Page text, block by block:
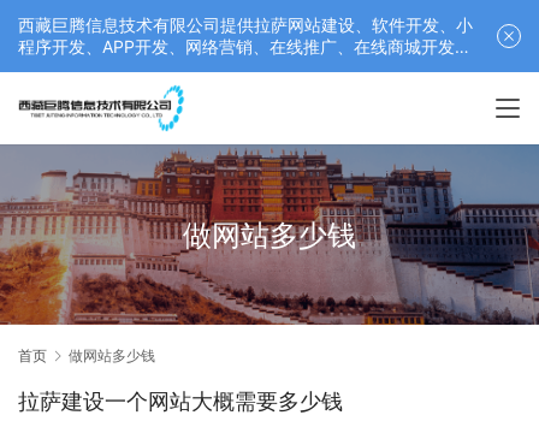
西藏巨腾信息技术有限公司提供拉萨网站建设、软件开发、小
程序开发、APP开发、网络营销、在线推广、在线商城开发等
服务，联系电话： 17689511878
做网站多少钱
首页 做网站多少钱
拉萨建设一个网站大概需要多少钱